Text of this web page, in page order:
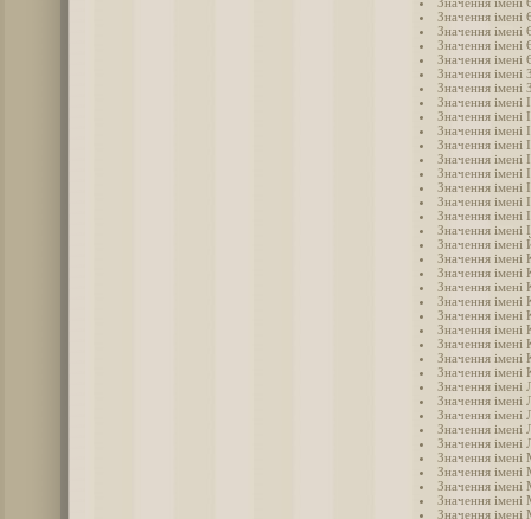
Значення імені
Значення імені
Значення імені
Значення імені
Значення імені
Значення імені
Значення імені
Значення імені
Значення імені
Значення імені
Значення імені
Значення імені
Значення імені
Значення імені
Значення імені
Значення імені
Значення імені
Значення імені
Значення імені
Значення імені
Значення імені
Значення імені
Значення імені
Значення імені
Значення імені
Значення імені
Значення імені
Значення імені
Значення імені
Значення імені
Значення імені
Значення імені
Значення імені
Значення імені
Значення імені
Значення імені
Значення імені